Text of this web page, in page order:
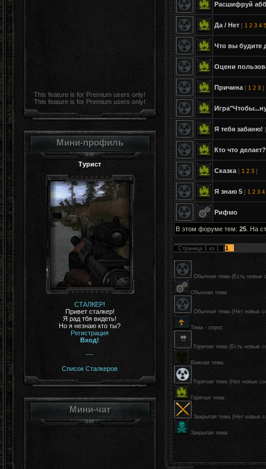
This feature is for Premium users only!
This feature is for Premium users only!
Мини-профиль
Турист
СТАЛКЕР!
Привет сталкер!
Я рад тбя видеть!
Но я незнаю кто ты?
Регистрация
Вход!
---
Список Сталкеров
Мини-чат
Расшифруй
Да / Нет [ 1 2 3 4 5
Что вы будите
Оцени
Причина [ 1 2 3 ]
Я тебя забаню!
Кто что делает?
Сказка [ 1 2 3 ]
Я знаю 5 [ 1 2 3 4
Рифмо
В этом форуме тем: 25 . На
Страница 1 из 1 1
Обычная тема (Есть новые
Обычная тема
Обычная тема (Нет новых
Тема - опрос
Горячая тема (Есть новые
Важная тема
Горячая тема (Нет новых
Горячая тема
Закрытая тема (Нет новых
Закрытая тема